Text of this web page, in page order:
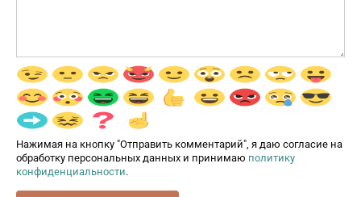
Нажимая на кнопку "Отправить комментарий", я даю согласие на
обработку персональных данных и принимаю политику
конфиденциальности.